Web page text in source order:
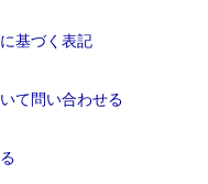
基づく表記
て問い合わせる